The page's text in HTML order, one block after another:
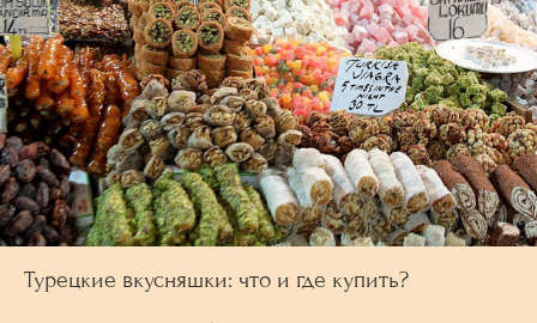
Турецкие вкусняшки: что и где купить?